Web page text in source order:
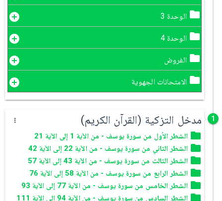
الوحدة 3
الوحدة 4
الفروض
الامتحانات الجهوية
1 مدخل التزكية (القرآن الكريم)
الشطر الأول من سورة يوسف - من الآية 1 إلى الآية 21
الشطر الثاني من سورة يوسف - من الآية 22 إلى الآية 42
الشطر الثالث من سورة يوسف - من الآية 43 إلى الآية 57
الشطر الرابع من سورة يوسف - من الآية 58 إلى الآية 76
الشطر الخامس من سورة يوسف - من الآية 77 إلى الآية 93
الشطر السادس من سورة يوسف - من الآية 94 إلى الآية 111